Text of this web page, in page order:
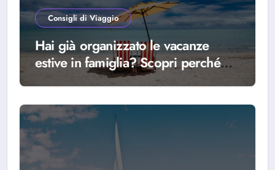
Consigli di Viaggio
Hai già organizzato le vacanze
estive in famiglia? Scopri perché
scegliere Alba Adriatica